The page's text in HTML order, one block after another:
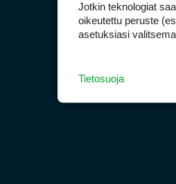
Tilaa
pysyt ajan
Jotkin teknologiat
oikeutettu peruste
asetuksiasi
Tietosuoja